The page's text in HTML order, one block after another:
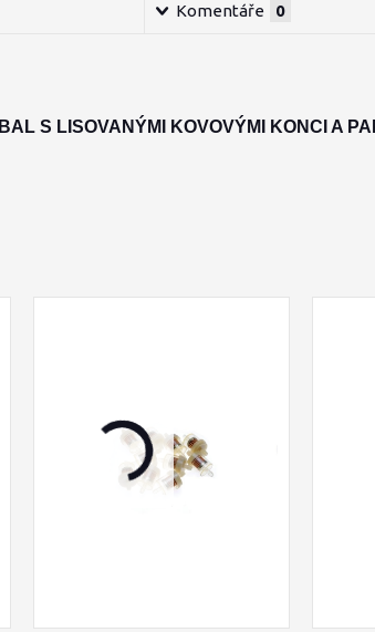
Komentáře 0
S LISOVANÝMI KOVOVÝMI KONCI A